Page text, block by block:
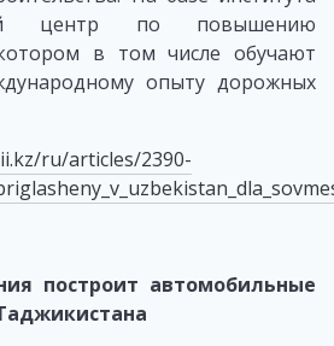
центр по повышению
в том числе обучают
опыту дорожных
ru/articles/2390-
построит автомобильные